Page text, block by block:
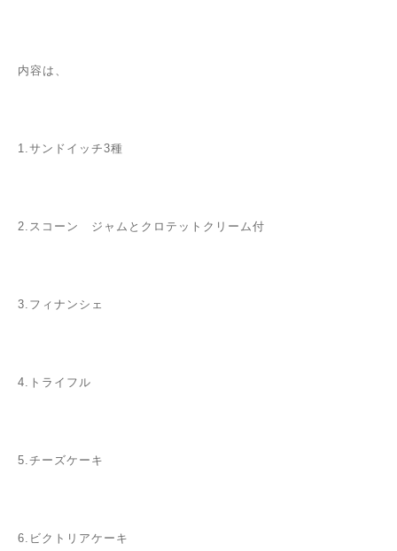
内容は、
1.サンドイッチ3種
2.スコーン ジャムとクロテットクリーム付
3.フィナンシェ
4.トライフル
5.チーズケーキ
6.ビクトリアケーキ